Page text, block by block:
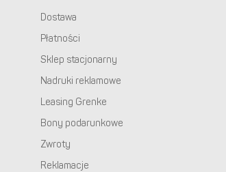
Dostawa
Płatności
Sklep stacjonarny
Nadruki reklamowe
Leasing Grenke
Bony podarunkowe
Zwroty
Reklamacje